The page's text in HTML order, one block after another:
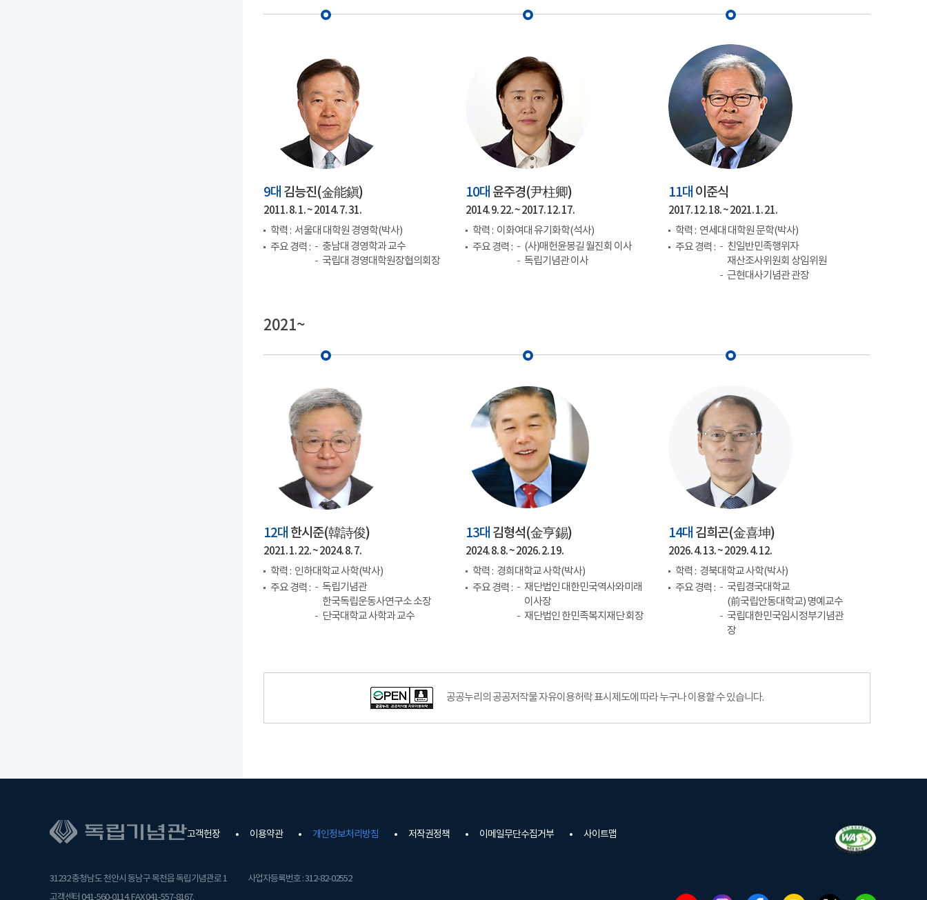
9대 김능진(金能鎭)
2011. 8. 1. ~ 2014. 7. 31.
학력 : 서울대 대학원 경영학(박사)
주요 경력 :
충남대 경영학과 교수
국립대 경영대학원장협의회장
10대 윤주경(尹柱卿)
2014. 9. 22. ~ 2017. 12. 17.
학력 : 이화여대 유기화학(석사)
주요 경력 :
(사)매헌윤봉길 월진회 이사
독립기념관 이사
11대 이준식
2017. 12. 18. ~ 2021. 1. 21.
학력 : 연세대 대학원 문학(박사)
주요 경력 :
친일반민족행위자
재산조사위원회 상임위원
근현대사기념관 관장
2021~
12대 한시준(韓詩俊)
2021. 1. 22. ~ 2024. 8. 7.
학력 : 인하대학교 사학(박사)
주요 경력 :
독립기념관
한국독립운동사연구소 소장
단국대학교 사학과 교수
13대 김형석(金亨錫)
2024. 8. 8. ~ 2026. 2. 19.
학력 : 경희대학교 사학(박사)
주요 경력 :
재단법인 대한민국역사와미래
이사장
재단법인 한민족복지재단 회장
14대 김희곤(金喜坤)
2026. 4. 13. ~ 2029. 4. 12.
학력 : 경북대학교 사학(박사)
주요 경력 :
국립경국대학교
(前국립안동대학교) 명예교수
국립대한민국임시정부기념관
장
공공누리의 공공저작물 자유이용허락 표시제도에 따라 누구나 이용할 수 있습니다.
고객헌장 이용약관 개인정보처리방침 저작권정책 이메일무단수집거부 사이트맵
31232 충청남도 천안시 동남구 목천읍 독립기념관로 1
사업자등록번호 : 312-82-02552
고객센터 041-560-0114. FAX 041-557-8167.